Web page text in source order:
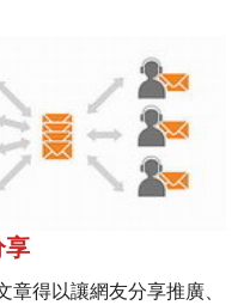
享
得以讓網友分享推廣、